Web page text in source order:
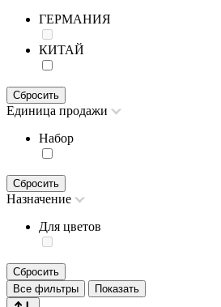
ГЕРМАНИЯ
КИТАЙ
Сбросить
Единица продажи
Набор
Сбросить
Назначение
Для цветов
Сбросить
Все фильтры
Показать